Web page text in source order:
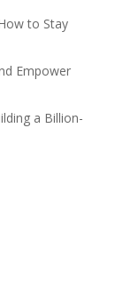
to Stay
Empower
a Billion-